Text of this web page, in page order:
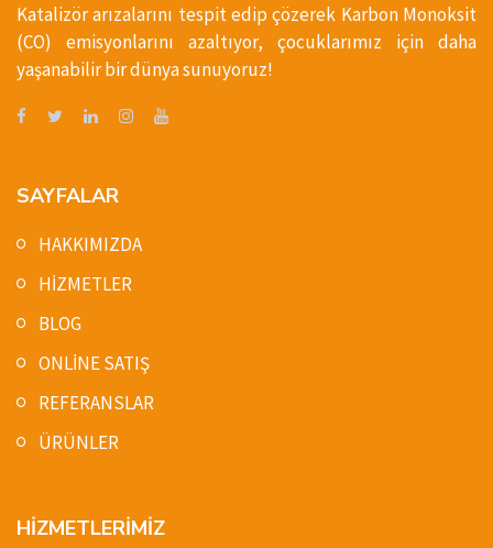
Katalizör arızalarını tespit edip çözerek Karbon Monoksit
(CO) emisyonlarını azaltıyor, çocuklarımız için daha
yaşanabilir bir dünya sunuyoruz!
SAYFALAR
HAKKIMIZDA
HİZMETLER
BLOG
ONLİNE SATIŞ
REFERANSLAR
ÜRÜNLER
HİZMETLERİMİZ